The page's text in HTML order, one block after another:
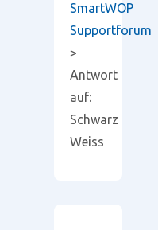
SmartWOP
Supportforum
>
Antwort
auf:
Schwarz
Weiss